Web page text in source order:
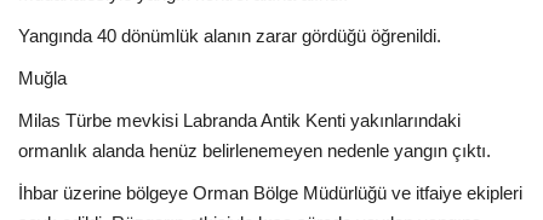
Yangında 40 dönümlük alanın zarar gördüğü öğrenildi.
Muğla
Milas Türbe mevkisi Labranda Antik Kenti yakınlarındaki
ormanlık alanda henüz belirlenemeyen nedenle yangın çıktı.
İhbar üzerine bölgeye Orman Bölge Müdürlüğü ve itfaiye ekipleri